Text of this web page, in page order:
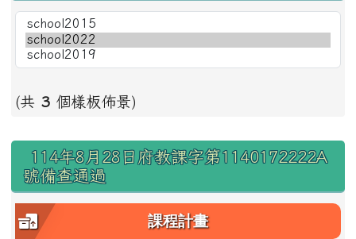
(共 3 個樣板佈景)
右邊區域內容
114年8月28日府教課字第1140172222A
號備查通過
課程計畫